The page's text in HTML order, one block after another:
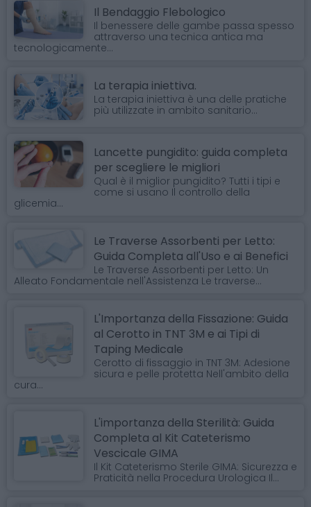
Il Bendaggio Flebologico
Il benessere delle gambe passa spesso
attraverso una tecnica antica ma
tecnologicamente...
La terapia iniettiva.
La terapia iniettiva è una delle pratiche
più utilizzate in ambito sanitario...
Lancette pungidito: guida completa
per scegliere le migliori
Qual è il miglior pungidito? Tutti i tipi e
come si usano Il controllo della
glicemia...
Le Traverse Assorbenti per Letto:
Guida Completa all'Uso e ai Benefici
Le Traverse Assorbenti per Letto: Un
Alleato Fondamentale nell'Assistenza Le traverse...
L'Importanza della Fissazione: Guida
al Cerotto in TNT 3M e ai Tipi di
Taping Medicale
Cerotto di fissaggio in TNT 3M: Adesione
sicura e pelle protetta Nell'ambito della
cura...
L'importanza della Sterilità: Guida
Completa al Kit Cateterismo
Vescicale GIMA
Il Kit Cateterismo Sterile GIMA: Sicurezza e
Praticità nella Procedura Urologica Il...